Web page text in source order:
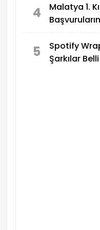
4
Malatya 1.
5
Spotify
Şarkılar